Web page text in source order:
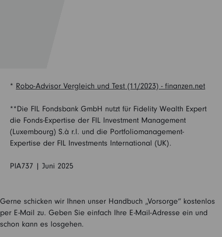
* Robo-Advisor Vergleich und Test (11/2023) - finanzen.net
**Die FIL Fondsbank GmbH nutzt für Fidelity Wealth Expert
die Fonds-Expertise der FIL Investment Management
(Luxembourg) S.à r.l. und die Portfoliomanagement-
Expertise der FIL Investments International (UK).
PIA737 | Juni 2025
Gerne schicken wir Ihnen unser Handbuch „Vorsorge“ kostenlos
per E-Mail zu. Geben Sie einfach Ihre E-Mail-Adresse ein und
schon kann es losgehen.